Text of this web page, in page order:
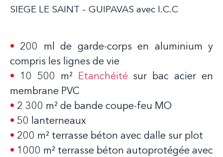
SIEGE LE SAINT – GUIPAVAS avec I.C.C
• 200 ml de garde-corps en aluminium y
compris les lignes de vie
• 10 500 m² Etanchéité sur bac acier en
membrane PVC
• 2 300 m² de bande coupe-feu MO
• 50 lanterneaux
• 200 m² terrasse béton avec dalle sur plot
• 1000 m² terrasse béton autoprotégée avec